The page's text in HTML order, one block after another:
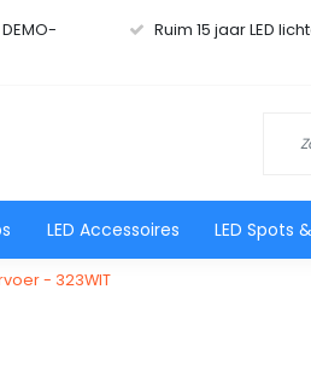
Ruim 15 jaar LED
LED Accessoires LED Spots
- 323WIT